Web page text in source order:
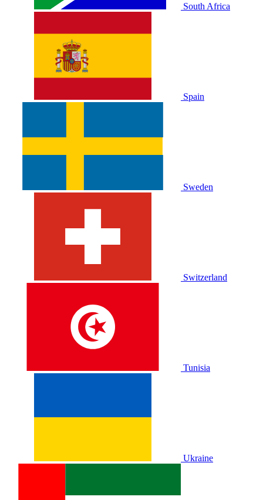
South Africa
Spain
Sweden
Switzerland
Tunisia
Ukraine